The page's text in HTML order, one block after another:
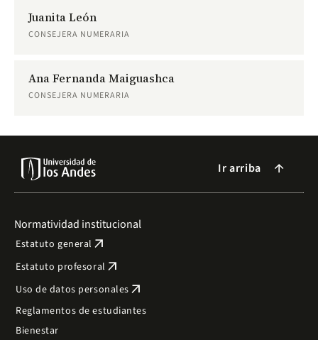
Juanita León
CONSEJERA NUMERARIA
Ana Fernanda Maiguashca
CONSEJERA NUMERARIA
Ir arriba arrow_forward
Normatividad institucional
Estatuto general arrow_outward
Estatuto profesoral arrow_outward
Uso de datos personales arrow_outward
Reglamentos de estudiantes
Bienestar